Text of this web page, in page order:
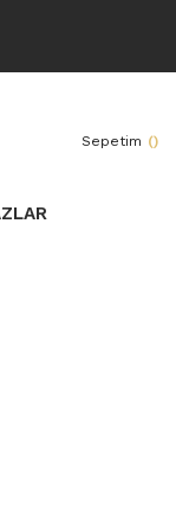
Sepetim ()